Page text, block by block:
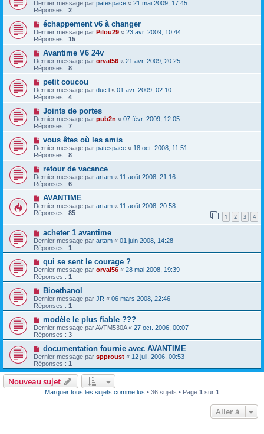
Dernier message par patespace « 21 mai 2009, 17:45
Réponses : 2
échappement v6 à changer
Dernier message par Pilou29 « 23 avr. 2009, 10:44
Réponses : 15
Avantime V6 24v
Dernier message par orval56 « 21 avr. 2009, 20:25
Réponses : 8
petit coucou
Dernier message par duc.l « 01 avr. 2009, 02:10
Réponses : 4
Joints de portes
Dernier message par pub2n « 07 févr. 2009, 12:05
Réponses : 7
vous êtes où les amis
Dernier message par patespace « 18 oct. 2008, 11:51
Réponses : 8
retour de vacance
Dernier message par artam « 11 août 2008, 21:16
Réponses : 6
AVANTIME
Dernier message par artam « 11 août 2008, 20:58
Réponses : 85 1 2 3 4
acheter 1 avantime
Dernier message par artam « 01 juin 2008, 14:28
Réponses : 1
qui se sent le courage ?
Dernier message par orval56 « 28 mai 2008, 19:39
Réponses : 1
Bioethanol
Dernier message par JR « 06 mars 2008, 22:46
Réponses : 1
modèle le plus fiable ???
Dernier message parAVTM530A« 27 oct. 2006, 00:07
Réponses : 3
documentation fournie avec AVANTIME
Dernier message par spproust « 12 juil. 2006, 00:53
Réponses : 1
Nouveau sujet
Marquer tous les sujets comme lus • 36 sujets • Page 1 sur 1
Aller à